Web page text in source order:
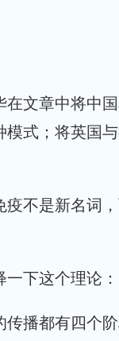
在文章中将中
模式；将英国
疫不是新名词
下这个理论：
传播都有四个